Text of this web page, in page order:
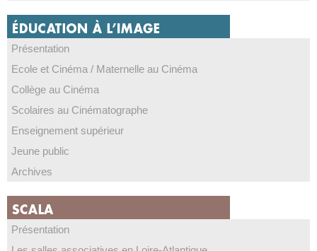
Présentation
Ecole et Cinéma / Maternelle au Cinéma
Collège au Cinéma
Scolaires au Cinématographe
Enseignement supérieur
Jeune public
Archives
Présentation